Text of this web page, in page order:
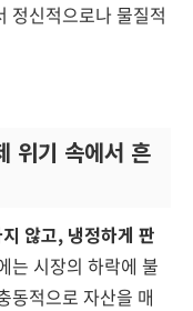
정신적으로나 물질적
위기 속에서 흔
않고, 냉정하게 판
는 시장의 하락에 불
동적으로 자산을 매